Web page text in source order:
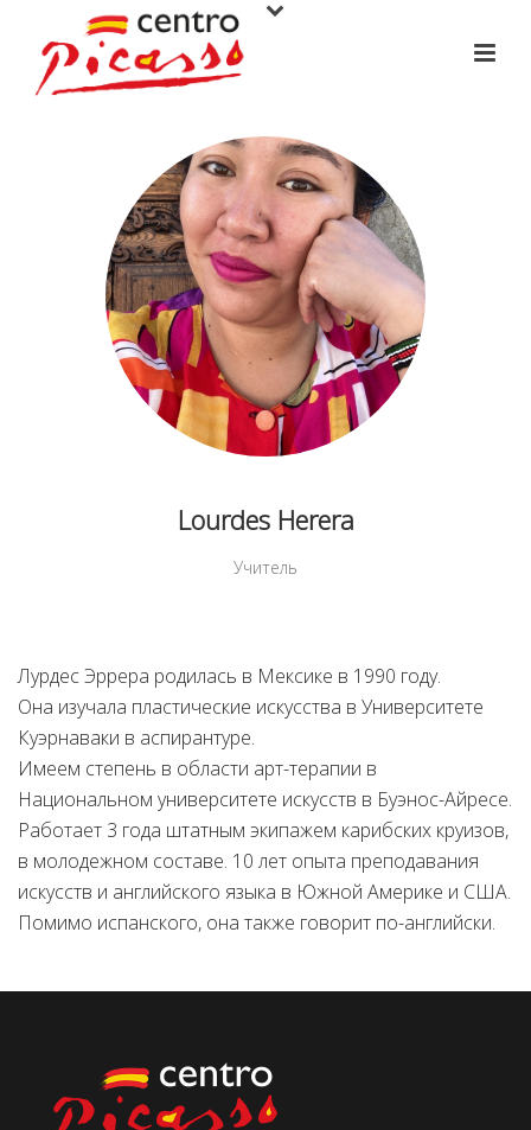
Lourdes Herera
Учитель
Лурдес Эррера родилась в Мексике в 1990 году.
Она изучала пластические искусства в Университете
Куэрнаваки в аспирантуре.
Имеем степень в области арт-терапии в
Национальном университете искусств в Буэнос-Айресе.
Работает 3 года штатным экипажем карибских круизов,
в молодежном составе. 10 лет опыта преподавания
искусств и английского языка в Южной Америке и США.
Помимо испанского, она также говорит по-английски.